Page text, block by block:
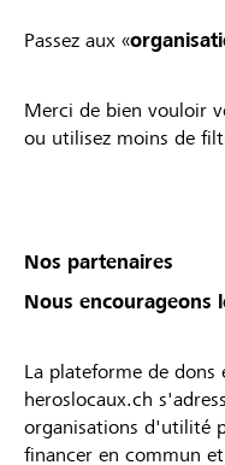
Passez aux «
Merci de bien vouloir
ou utilisez moins de
Nos partenaires
Nous encourageons
La plateforme de
heroslocaux.ch
organisations d'utilité
financer en commun